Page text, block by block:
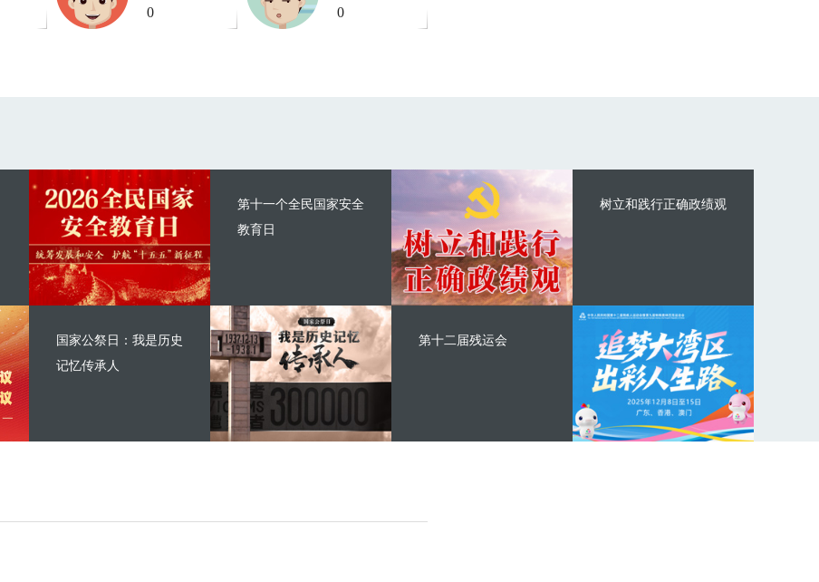
0 0
第十一个全民国家安全
教育日
国家公祭日：我是历史
记忆传承人
树立和践行正确政绩观
第十二届残运会